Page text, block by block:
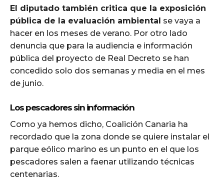
El diputado también critica que la exposición
pública de la evaluación ambiental se vaya a
hacer en los meses de verano. Por otro lado
denuncia que para la audiencia e información
pública del proyecto de Real Decreto se han
concedido solo dos semanas y media en el mes
de junio.
Los pescadores sin información
Como ya hemos dicho, Coalición Canaria ha
recordado que la zona donde se quiere instalar el
parque eólico marino es un punto en el que los
pescadores salen a faenar utilizando técnicas
centenarias.